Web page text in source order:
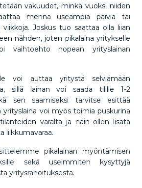
vakuudet, minkä vuoksi niiden
mennä useampia päiviä tai
Joskus tuo saattaa olla liian
nähden, joten pikalaina yritykselle
vaihtoehto nopean yrityslainan
voi auttaa yritystä selviämään
sillä lainan voi saada tilille 1-2
sen saamiseksi tarvitse esittää
yrityslaina voi myös toimia puskurina
varalta ja näin ollen lisätä
liikkumavaraa.
pikalainan myöntämisen
sekä useimmiten kysyttyjä
yritysrahoituksesta.